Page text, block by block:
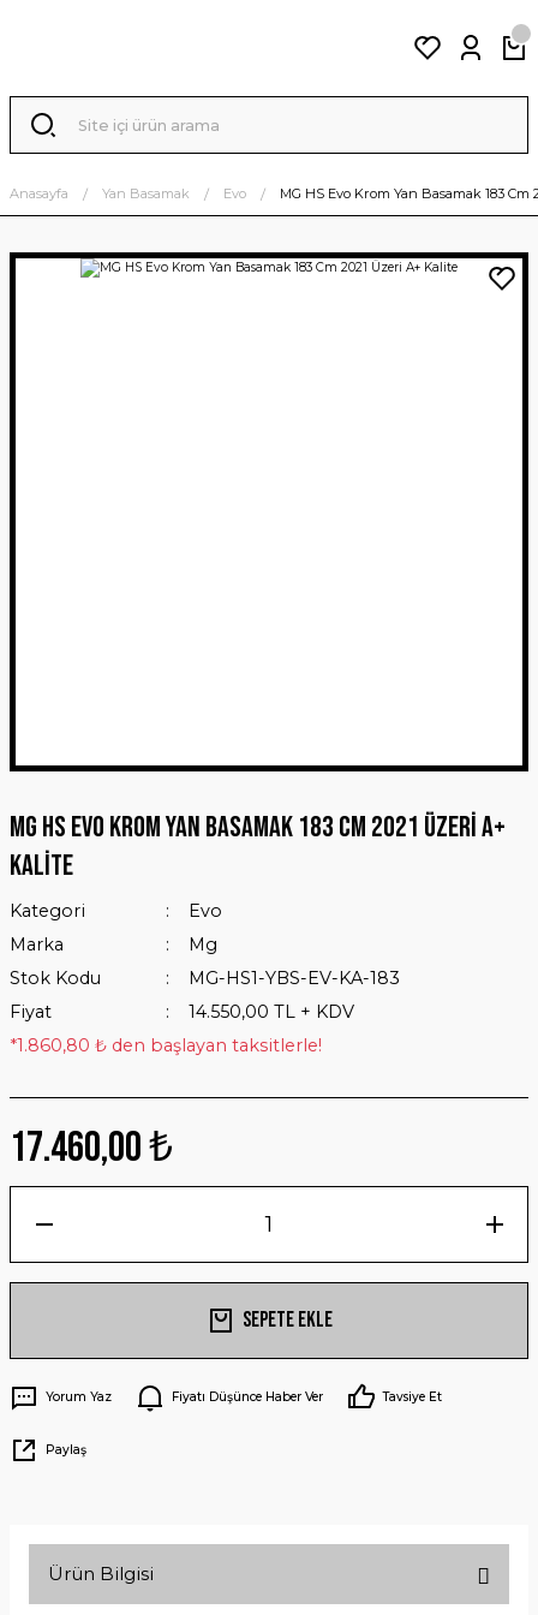
Anasayfa Yan Basamak Evo MG HS Evo Krom Yan Basamak 183 Cm
MG HS Evo Krom Yan Basamak 183 Cm 2021 Üzeri A+
Kalite
Kategori
Evo
Marka
Mg
Stok Kodu
MG-HS1-YBS-EV-KA-183
Fiyat
14.550,00 TL + KDV
*1.860,80 ₺ den başlayan taksitlerle!
17.460,00 ₺
Sepete Ekle
Yorum Yaz Fiyatı Düşünce Haber Ver Tavsiye Et
Paylaş
Ürün Bilgisi